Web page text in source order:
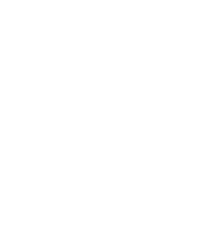
getroffenen
(„Statistiken“),
Verwendung